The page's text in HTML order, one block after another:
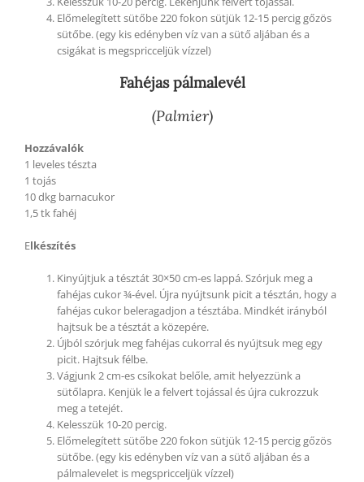
Előmelegített sütőbe 220 fokon sütjük 12-15 percig gőzös
sütőbe. (egy kis edényben víz van a sütő aljában és a
csigákat is megspricceljük vízzel)
Fahéjas pálmalevél
(Palmier)
Hozzávalók
1 leveles tészta
1 tojás
10 dkg barnacukor
1,5 tk fahéj
Elkészítés
Kinyújtjuk a tésztát 30×50 cm-es lappá. Szórjuk meg a
fahéjas cukor ¾-ével. Újra nyújtsunk picit a tésztán, hogy a
fahéjas cukor beleragadjon a tésztába. Mindkét irányból
hajtsuk be a tésztát a közepére.
Újból szórjuk meg fahéjas cukorral és nyújtsuk meg egy
picit. Hajtsuk félbe.
Vágjunk 2 cm-es csíkokat belőle, amit helyezzünk a
sütőlapra. Kenjük le a felvert tojással és újra cukrozzuk
meg a tetejét.
Kelesszük 10-20 percig.
Előmelegített sütőbe 220 fokon sütjük 12-15 percig gőzös
sütőbe. (egy kis edényben víz van a sütő aljában és a
pálmalevelet is megspricceljük vízzel)